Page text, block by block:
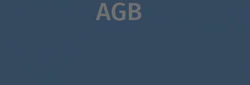
AGB